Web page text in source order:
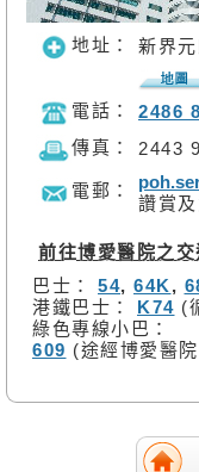
地址： 新界
電話：
2486
傳真：
2443
電郵：
讚賞及
前往博愛醫院之交
巴士：
54, 64K ,
港鐵巴士： K74 (
綠色專線小巴：
609 (途經博愛醫